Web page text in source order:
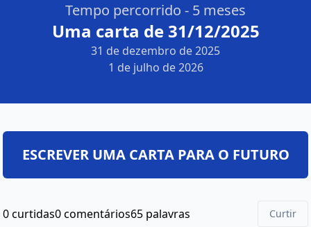
Tempo percorrido - 5 meses
Uma carta de 31/12/2025
31 de dezembro de 2025
1 de julho de 2026
0 curtidas0 comentários65 palavras Curtir
ESCREVER UMA CARTA PARA O FUTURO